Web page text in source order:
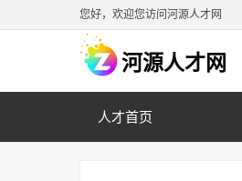
您好，欢迎您访问河源人才网
河源人才网
人才首页